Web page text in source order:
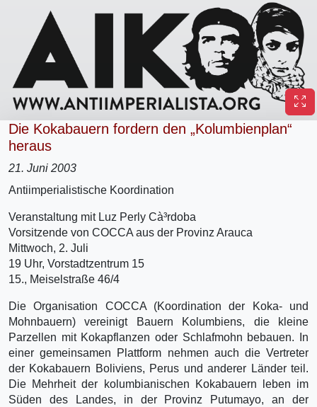
Die Kokabauern fordern den „Kolumbienplan“
heraus
21. Juni 2003
Antiimperialistische Koordination
Veranstaltung mit Luz Perly Cà³rdoba
Vorsitzende von COCCA aus der Provinz Arauca
Mittwoch, 2. Juli
19 Uhr, Vorstadtzentrum 15
15., Meiselstraße 46/4
Die Organisation COCCA (Koordination der Koka- und
Mohnbauern) vereinigt Bauern Kolumbiens, die kleine
Parzellen mit Kokapflanzen oder Schlafmohn bebauen. In
einer gemeinsamen Plattform nehmen auch die Vertreter
der Kokabauern Boliviens, Perus und anderer Länder teil.
Die Mehrheit der kolumbianischen Kokabauern leben im
Süden des Landes, in der Provinz Putumayo, an der